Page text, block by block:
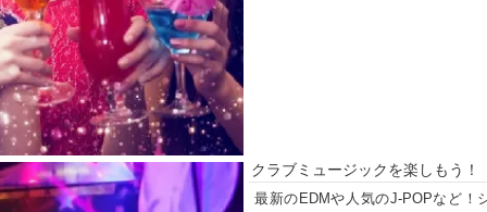
クラブミュージックを楽しもう！
最新のEDMや人気のJ-POPなど！